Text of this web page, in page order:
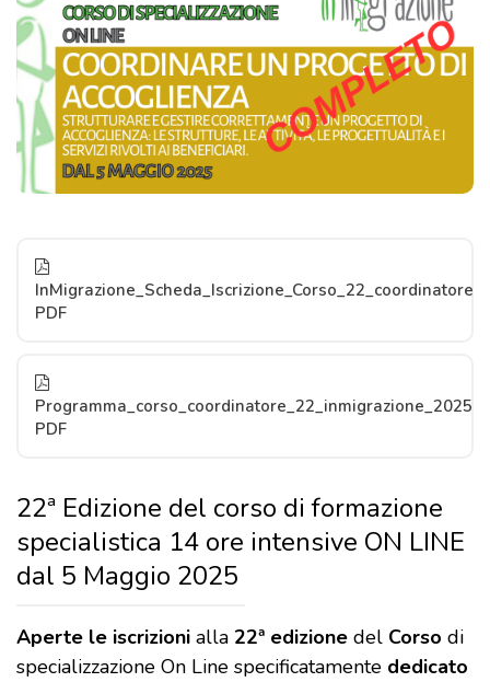
InMigrazione_Scheda_Iscrizione_Corso_22_coordinatore
PDF
Programma_corso_coordinatore_22_inmigrazione_2025
PDF
22ª Edizione del corso di formazione
specialistica 14 ore intensive ON LINE
dal 5 Maggio 2025
Aperte le iscrizioni alla 22ª edizione del Corso di
specializzazione On Line specificatamente dedicato